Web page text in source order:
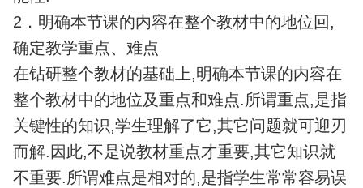
2．明确本节课的内容在整个教材中的地位回,
确定教学重点、难点
在钻研整个教材的基础上,明确本节课的内容在
整个教材中的地位及重点和难点.所谓重点,是指
关键性的知识,学生理解了它,其它问题就可迎刃
而解.因此,不是说教材重点才重要,其它知识就
不重要.所谓难点是相对的,是指学生常常容易误